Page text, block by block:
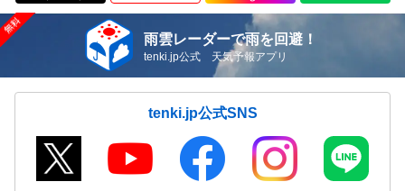
雨雲レーダーで雨を回避！
tenki.jp公式 天気予報アプリ
tenki.jp公式SNS